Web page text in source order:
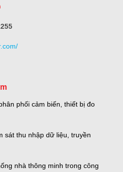
phối cảm biến, thiết bị đo
sát thu nhập dữ liệu, truyền
nhà thông minh trong công